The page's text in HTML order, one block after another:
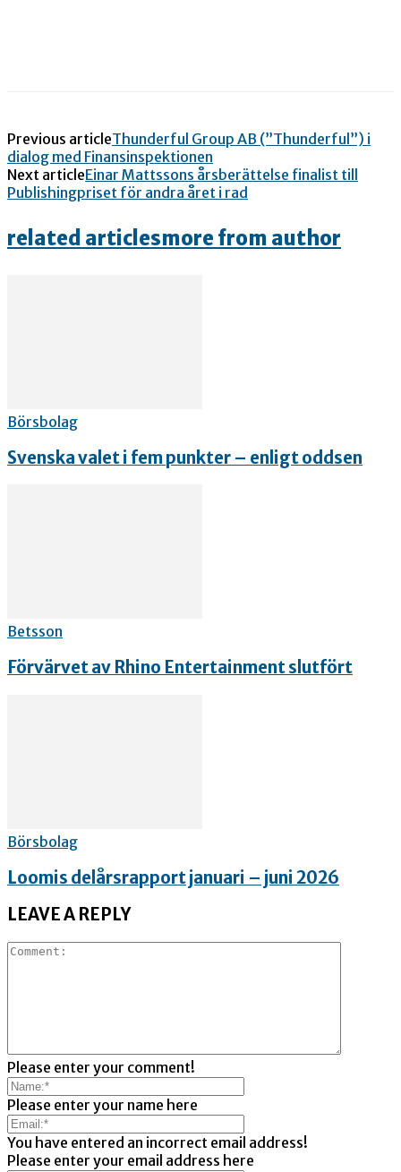
Previous articleThunderful Group AB (”Thunderful”) i
dialog med Finansinspektionen
Next articleEinar Mattssons årsberättelse finalist till
Publishingpriset för andra året i rad
related articlesmore from author
Börsbolag
Svenska valet i fem punkter – enligt oddsen
Betsson
Förvärvet av Rhino Entertainment slutfört
Börsbolag
Loomis delårsrapport januari – juni 2026
LEAVE A REPLY
Please enter your comment!
Please enter your name here
You have entered an incorrect email address!
Please enter your email address here